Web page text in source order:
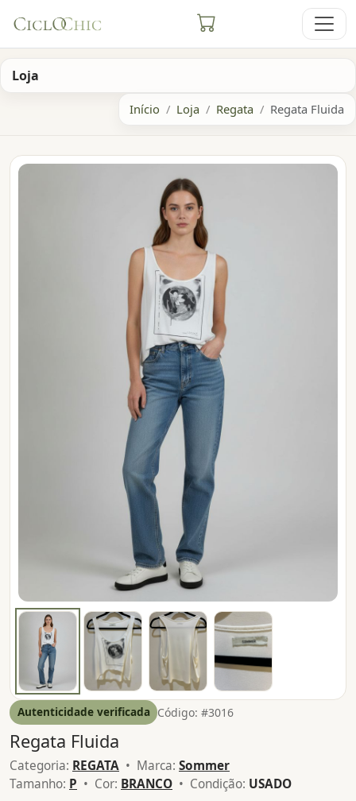
Loja
Início Loja Regata Regata Fluida
Autenticidade verificada Código: #3016
Regata Fluida
Categoria: REGATA • Marca: Sommer
Tamanho: P • Cor: BRANCO • Condição: USADO